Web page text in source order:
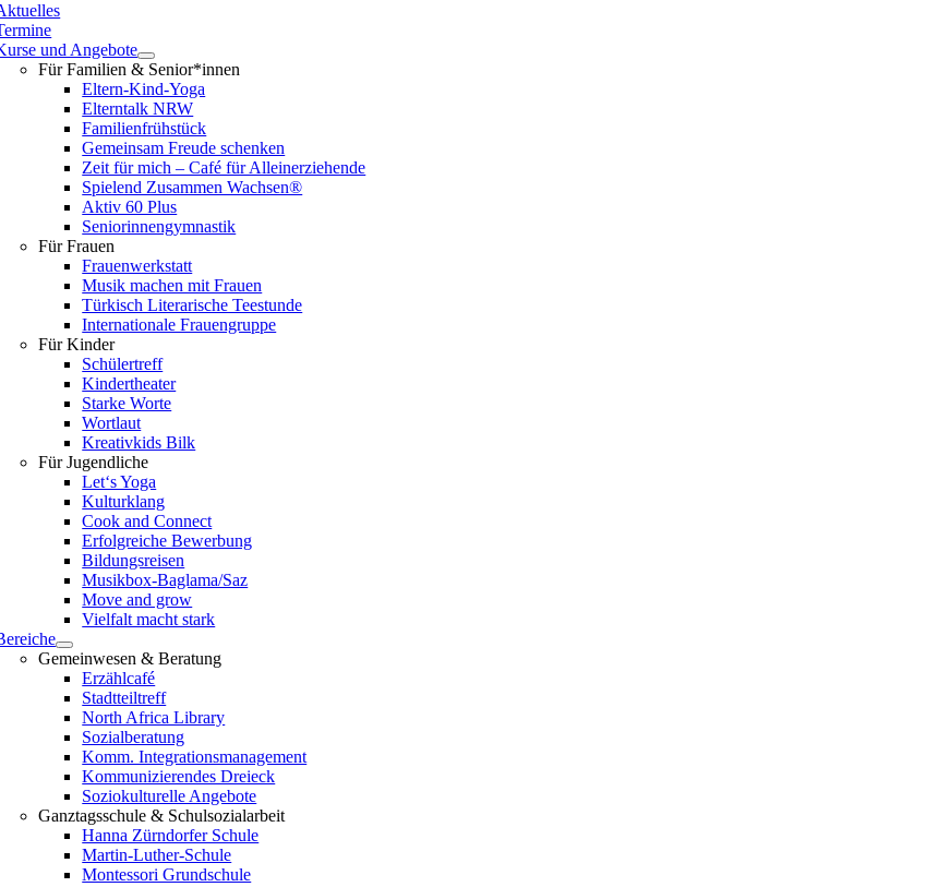
und Angebote
Für Familien & Senior*innen
Eltern-Kind-Yoga
Elterntalk NRW
Familienfrühstück
Gemeinsam Freude schenken
Zeit für mich – Café für Alleinerziehende
Spielend Zusammen Wachsen®
Aktiv 60 Plus
Seniorinnengymnastik
Für Frauen
Frauenwerkstatt
Musik machen mit Frauen
Türkisch Literarische Teestunde
Internationale Frauengruppe
Für Kinder
Schülertreff
Kindertheater
Starke Worte
Wortlaut
Kreativkids Bilk
Für Jugendliche
Let‘s Yoga
Kulturklang
Cook and Connect
Erfolgreiche Bewerbung
Bildungsreisen
Musikbox-Baglama/Saz
Move and grow
Vielfalt macht stark
Gemeinwesen & Beratung
Erzählcafé
Stadtteiltreff
North Africa Library
Sozialberatung
Komm. Integrationsmanagement
Kommunizierendes Dreieck
Soziokulturelle Angebote
Ganztagsschule & Schulsozialarbeit
Hanna Zürndorfer Schule
Martin-Luther-Schule
Montessori Grundschule